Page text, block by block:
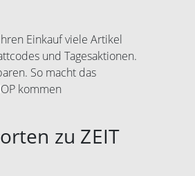
Einkauf viele Artikel
und Tagesaktionen.
So macht das
kommen
zu ZEIT